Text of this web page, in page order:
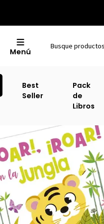
Menú
Best
Seller
Pack
de
Libros